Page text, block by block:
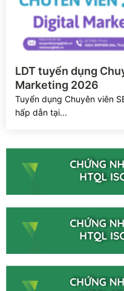
Xem chi tiết
LDT tuyển dụng
Marketing 2026
Tuyển dụng Chuyên viên
hấp dẫn tại...